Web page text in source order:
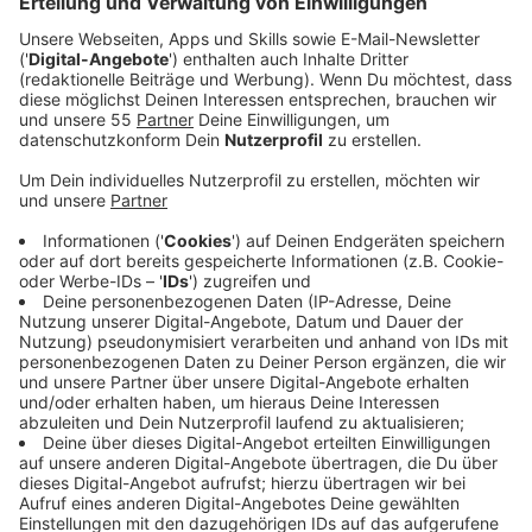
achtmal getroffen und er erinnert sich noch gut an
die Wahl von Papst Franziskus. Und das hängt
wiederum mit Stalders starker Bindung zu
Argentinien zusammen, denn schließlich kam
Papst Franziskus aus Argentinien. Und Werner
Stalder selbst unterstützt seit Jahrzehnten mit
seiner Aktion Anatuya die ärmste Diözese
Argentiniens.
Veröffentlicht: Donnerstag, 24.04.2025 10:49
Anzeige
40 Papstbegegnungen in Rom in den letzten 60
Jahren. Vier Päpste hat er persönlich kennengelernt
und die meisten von ihnen mehrfach getroffen. Damit
bricht der 86-jährige Niederrheiner Werner Stalder